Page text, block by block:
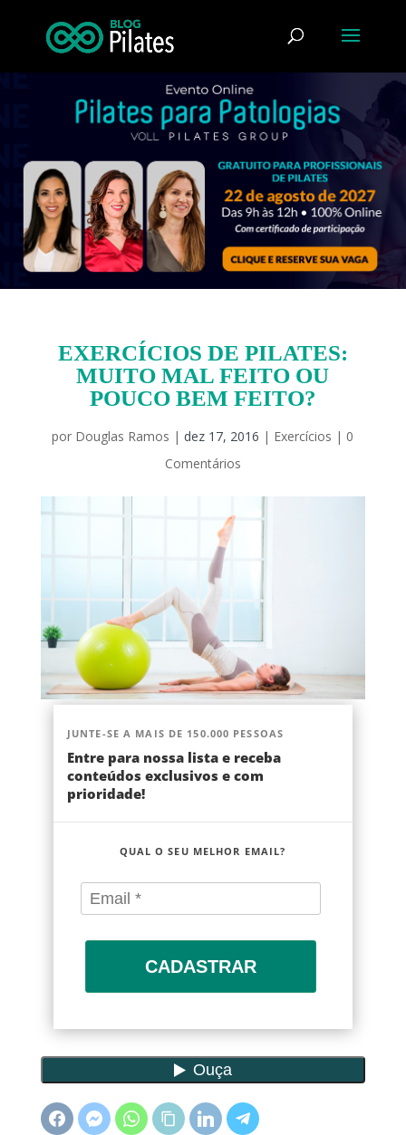
EXERCÍCIOS DE PILATES:
MUITO MAL FEITO OU
POUCO BEM FEITO?
por Douglas Ramos | dez 17, 2016 | Exercícios | 0
Comentários
JUNTE-SE A MAIS DE 150.000 PESSOAS
Entre para nossa lista e receba
conteúdos exclusivos e com
prioridade!
QUAL O SEU MELHOR EMAIL?
CADASTRAR